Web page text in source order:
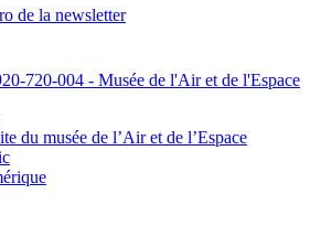
de la newsletter
du musée de l’Air et de l’Espace